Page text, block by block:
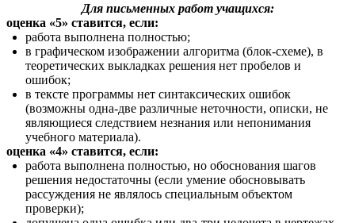
Для письменных работ учащихся:
оценка «5» ставится, если:
работа выполнена полностью;
в графическом изображении алгоритма (блок-схеме), в
теоретических выкладках решения нет пробелов и
ошибок;
в тексте программы нет синтаксических ошибок
(возможны одна-две различные неточности, описки, не
являющиеся следствием незнания или непонимания
учебного материала).
оценка «4» ставится, если:
работа выполнена полностью, но обоснования шагов
решения недостаточны (если умение обосновывать
рассуждения не являлось специальным объектом
проверки);